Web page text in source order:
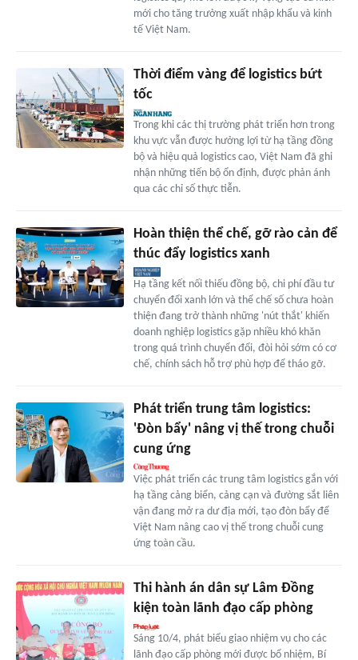
mới cho tăng trưởng xuất nhập khẩu và kinh
tế Việt Nam.
Thời điểm vàng để logistics bứt
tốc
Trong khi các thị trường phát triển hơn trong
khu vực vẫn được hưởng lợi từ hạ tầng đồng
bộ và hiệu quả logistics cao, Việt Nam đã ghi
nhận những tiến bộ ổn định, được phản ánh
qua các chỉ số thực tiễn.
Hoàn thiện thể chế, gỡ rào cản để
thúc đẩy logistics xanh
Hạ tầng kết nối thiếu đồng bộ, chi phí đầu tư
chuyển đổi xanh lớn và thể chế số chưa hoàn
thiện đang trở thành những 'nút thắt' khiến
doanh nghiệp logistics gặp nhiều khó khăn
trong quá trình chuyển đổi, đòi hỏi sớm có cơ
chế, chính sách hỗ trợ phù hợp để tháo gỡ.
Phát triển trung tâm logistics:
'Đòn bẩy' nâng vị thế trong chuỗi
cung ứng
Việc phát triển các trung tâm logistics gắn với
hạ tầng cảng biển, cảng cạn và đường sắt liên
vận đang mở ra dư địa mới, tạo đòn bẩy để
Việt Nam nâng cao vị thế trong chuỗi cung
ứng toàn cầu.
Thi hành án dân sự Lâm Đồng
kiện toàn lãnh đạo cấp phòng
Sáng 10/4, phát biểu giao nhiệm vụ cho các
lãnh đạo cấp phòng mới được bổ nhiệm, Bí